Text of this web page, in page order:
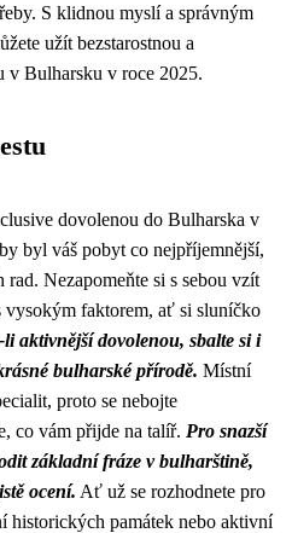
S klidnou myslí a správným
užít bezstarostnou a
v Bulharsku v roce 2025.
dovolenou do Bulharska v
byl váš pobyt co nejpříjemnější,
Nezapomeňte si s sebou vzít
vysokým faktorem, ať si sluníčko
aktivnější dovolenou, sbalte si i
bulharské přírodě. Místní
proto se nebojte
co vám přijde na talíř. Pro snazší
základní fráze v bulharštině,
ocení. Ať už se rozhodnete pro
historických památek nebo aktivní